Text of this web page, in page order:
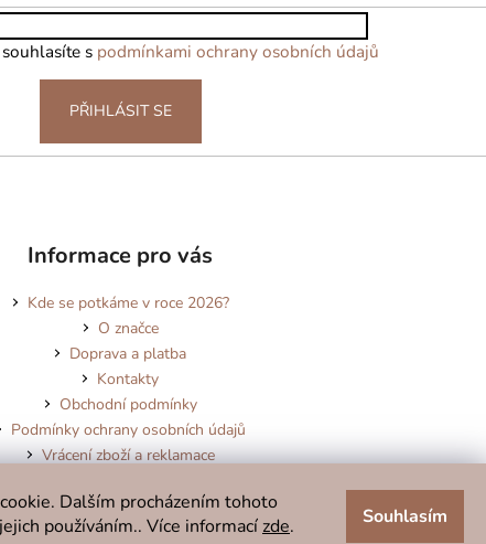
Dalším procházením tohoto
používáním.. Více informací zde. Souhlasím
s podmínkami ochrany osobních údajů
PŘIHLÁSIT SE
Informace pro vás
Kde se potkáme v roce 2026?
O značce
Doprava a platba
Kontakty
Obchodní podmínky
Podmínky ochrany osobních údajů
Vrácení zboží a reklamace